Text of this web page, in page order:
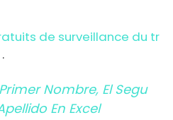
de surveillance du tr
.
Nombre, El Segu
En Excel